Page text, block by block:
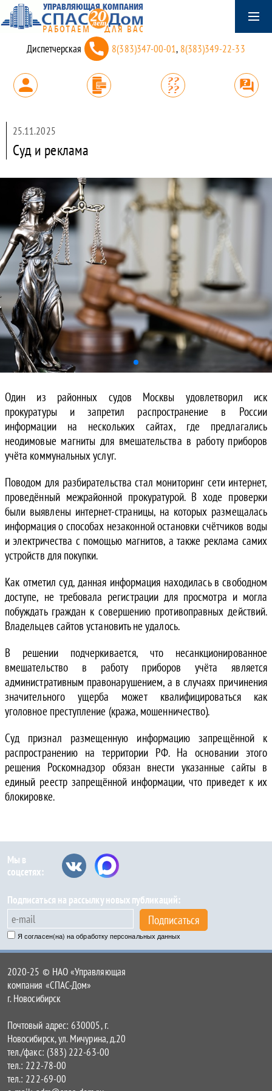
Диспетчерская 8(383)347-00-01, 8(383)349-22-33
25.11.2025
Суд и реклама
Один из районных судов Москвы удовлетворил иск
прокуратуры и запретил распространение в России
информации на нескольких сайтах, где предлагались
неодимовые магниты для вмешательства в работу приборов
учёта коммунальных услуг.
Поводом для разбирательства стал мониторинг сети интернет,
проведённый межрайонной прокуратурой. В ходе проверки
были выявлены интернет-страницы, на которых размещалась
информация о способах незаконной остановки счётчиков воды
и электричества с помощью магнитов, а также реклама самих
устройств для покупки.
Как отметил суд, данная информация находилась в свободном
доступе, не требовала регистрации для просмотра и могла
побуждать граждан к совершению противоправных действий.
Владельцев сайтов установить не удалось.
В решении подчеркивается, что несанкционированное
вмешательство в работу приборов учёта является
административным правонарушением, а в случаях причинения
значительного ущерба может квалифицироваться как
уголовное преступление (кража, мошенничество).
Суд признал размещенную информацию запрещённой к
распространению на территории РФ. На основании этого
решения Роскомнадзор обязан внести указанные сайты в
единый реестр запрещённой информации, что приведет к их
блокировке.
Мы в
соцсетях:
Подписаться на рассылку новых публикаций:
Подписаться
Я согласен(на) на обработку персональных данных
2020-25 © НАО «Управляющая
компания «СПАС-Дом»
г. Новосибирск
Почтовый адрес: 630005, г.
Новосибирск, ул. Мичурина, д.20
тел./факс: (383) 222-63-00
тел.: 222-78-00
тел.: 222-69-00